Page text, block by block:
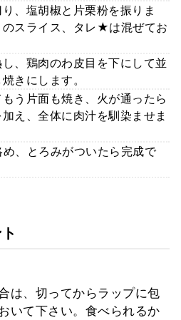
、塩胡椒と片栗粉を振りま
スライス、タレ★は混ぜてお
、鶏肉のわ皮目を下にして並
きにします。
う片面も焼き、火が通ったら
え、全体に肉汁を馴染ませま
、とろみがついたら完成で
は、切ってからラップに包
いて下さい。食べられるか